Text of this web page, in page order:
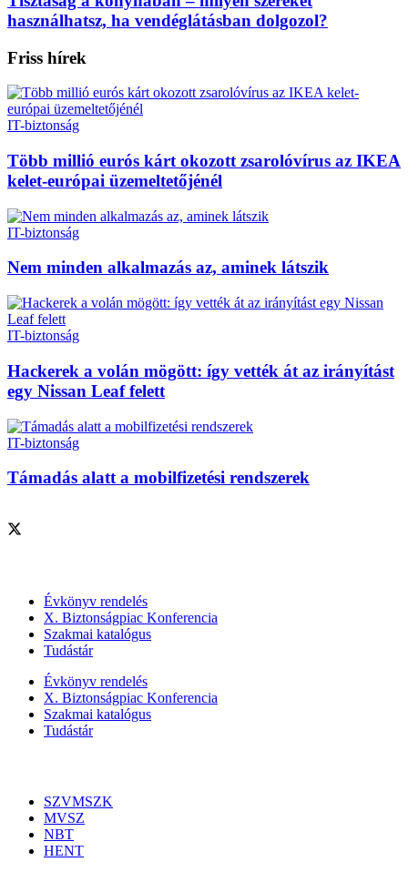
használhatsz, ha vendéglátásban dolgozol?
Friss hírek
IT-biztonság
Több millió eurós kárt okozott zsarolóvírus az IKEA
kelet-európai üzemeltetőjénél
IT-biztonság
Nem minden alkalmazás az, aminek látszik
IT-biztonság
Hackerek a volán mögött: így vették át az irányítást
egy Nissan Leaf felett
IT-biztonság
Támadás alatt a mobilfizetési rendszerek
Évkönyv rendelés
X. Biztonságpiac Konferencia
Szakmai katalógus
Tudástár
Évkönyv rendelés
X. Biztonságpiac Konferencia
Szakmai katalógus
Tudástár
SZVMSZK
MVSZ
NBT
HENT